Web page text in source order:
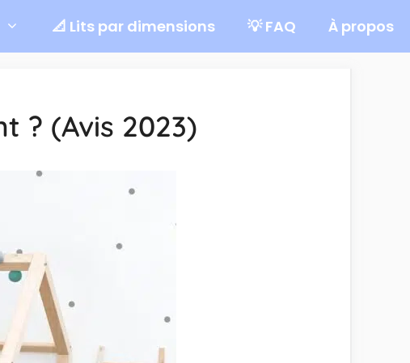
📐 Lits par dimensions 💡 FAQ À propos
? (Avis 2023)